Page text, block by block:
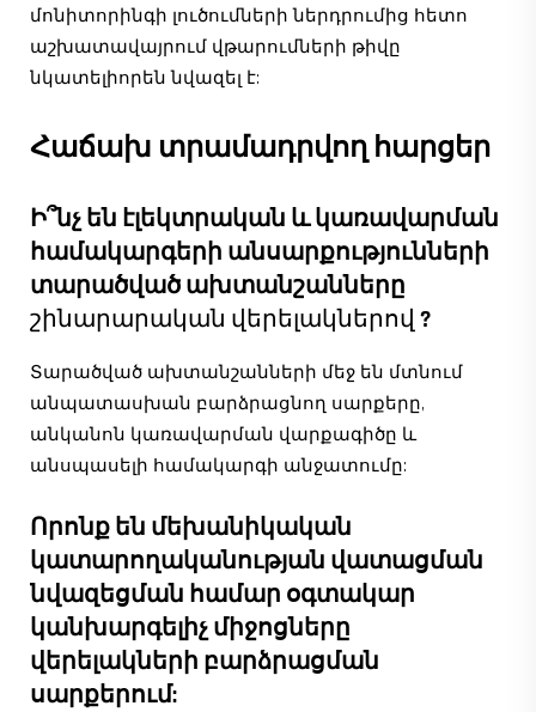
մոնիտորինգի լուծումների ներդրումից հետո
աշխատավայրում վթարումների թիվը
նկատելիորեն նվազել է:
Հաճախ տրամադրվող հարցեր
Ի՞նչ են էլեկտրական և կառավարման
համակարգերի անսարքությունների
տարածված ախտանշանները
շինարարական վերելակներով ?
Տարածված ախտանշանների մեջ են մտնում
անպատասխան բարձրացնող սարքերը,
անկանոն կառավարման վարքագիծը և
անսպասելի համակարգի անջատումը:
Որոնք են մեխանիկական
կատարողականության վատացման
նվազեցման համար օգտակար
կանխարգելիչ միջոցները
վերելակների բարձրացման
սարքերում: